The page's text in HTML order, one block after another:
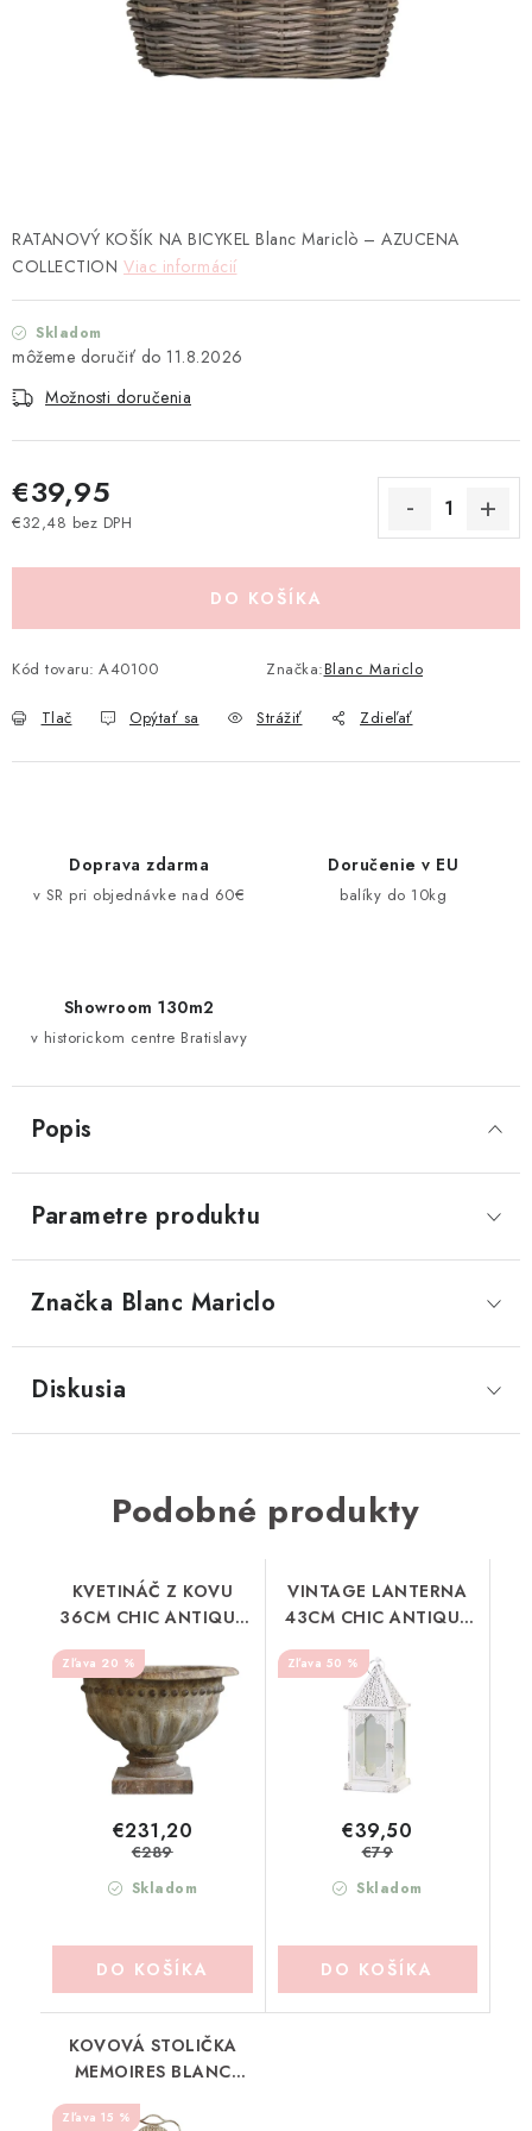
DARČEKOVÉ POUKÁŽKY
Ako nakupovať Doprava a platba
Obchodné podmienky
Podmienky ochrany osobných údajov
Návod na údržbu nábytku
RATANOVÝ KOŠÍK NA BICYKEL Blanc Mariclò – AZUCENA
COLLECTION Viac informácií
Skladom
11.8.2026
Možnosti doručenia
€39,95
€32,48 bez DPH
DO KOŠÍKA
Kód tovaru: A40100 Značka:Blanc Mariclo
Tlač Opýtať sa Strážiť Zdieľať
Doprava zdarma
v SR pri objednávke nad 60€
Doručenie v EU
balíky do 10kg
Showroom 130m2
v historickom centre Bratislavy
Popis
Parametre produktu
Značka Blanc Mariclo
Diskusia
Podobné produkty
KVETINÁČ Z KOVU
36CM CHIC ANTIQUE
(6554800)
20 %
Skladom
€231,20
€289
DO KOŠÍKA
VINTAGE LANTERNA
43CM CHIC ANTIQUE
(25065719)
50 %
Skladom
€39,50
€79
DO KOŠÍKA
KOVOVÁ STOLIČKA
MEMOIRES BLANC
15 %